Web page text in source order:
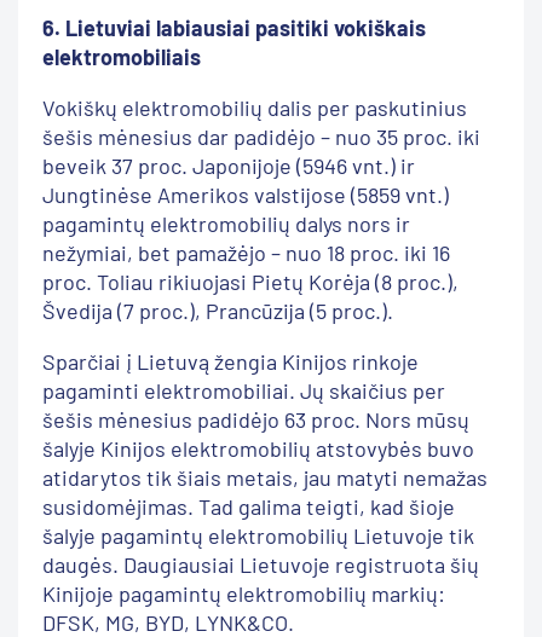
6. Lietuviai labiausiai pasitiki vokiškais
elektromobiliais
Vokiškų elektromobilių dalis per paskutinius
šešis mėnesius dar padidėjo – nuo 35 proc. iki
beveik 37 proc. Japonijoje (5946 vnt.) ir
Jungtinėse Amerikos valstijose (5859 vnt.)
pagamintų elektromobilių dalys nors ir
nežymiai, bet pamažėjo – nuo 18 proc. iki 16
proc. Toliau rikiuojasi Pietų Korėja (8 proc.),
Švedija (7 proc.), Prancūzija (5 proc.).
Sparčiai į Lietuvą žengia Kinijos rinkoje
pagaminti elektromobiliai. Jų skaičius per
šešis mėnesius padidėjo 63 proc. Nors mūsų
šalyje Kinijos elektromobilių atstovybės buvo
atidarytos tik šiais metais, jau matyti nemažas
susidomėjimas. Tad galima teigti, kad šioje
šalyje pagamintų elektromobilių Lietuvoje tik
daugės. Daugiausiai Lietuvoje registruota šių
Kinijoje pagamintų elektromobilių markių:
DFSK, MG, BYD, LYNK&CO.